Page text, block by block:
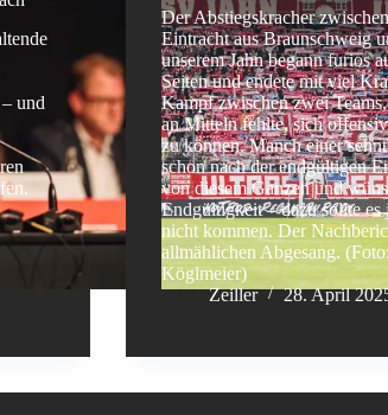
und
Der Abstiegskracher
Eintracht aus Braunschweig
unserem Jahn begann furios
Seiten und endete mit viel
Kampf zwischen zwei Teams,
an Mitteln fehlte, sich
zu können. Manch einer
schon nach der endgültigen
von diesem Ganzen und
Endgültigkeit – dazu sollte es
nicht kommen. Der
allmählichen Abgesang.
Köglmeier)
Zeiller
28. April